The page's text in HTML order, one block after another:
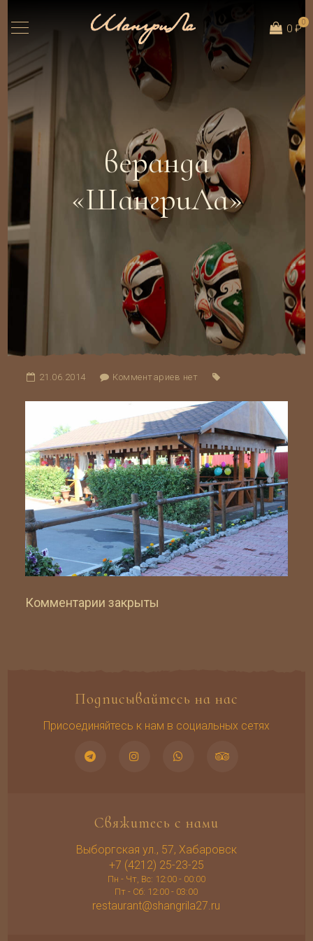
0
0 ₽
веранда
«ШангриЛа»
21.06.2014 Комментариев нет
Комментарии закрыты
Подписывайтесь на нас
Присоединяйтесь к нам в социальных сетях
Свяжитесь с нами
Выборгская ул., 57, Хабаровск
+7 (4212) 25-23-25
Пн - Чт, Вс: 12:00 - 00:00
Пт - Сб: 12:00 - 03:00
restaurant@shangrila27.ru